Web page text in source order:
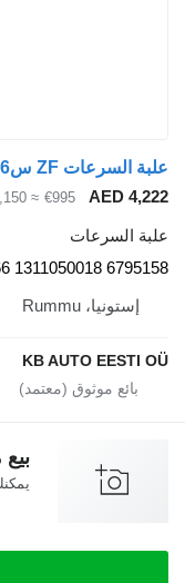
AED
€995
≈ $1,150
السرعات
S6-66 1311050018
إستونيا، Rummu
KB AUTO
بيع
يمكنك